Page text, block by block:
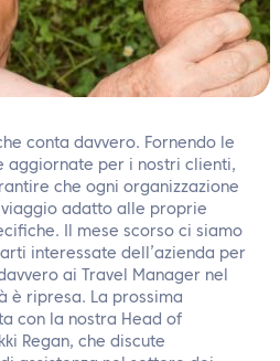
conta davvero. Fornendo le
aggiornate per i nostri clienti,
che ogni organizzazione
adatto alle proprie
Il mese scorso ci siamo
interessate dell’azienda per
ai Travel Manager nel
è ripresa. La prossima
con la nostra Head of
Regan, che discute